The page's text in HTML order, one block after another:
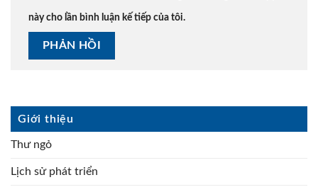
này cho lần bình luận kế tiếp của tôi.
Giới thiệu
Thư ngỏ
Lịch sử phát triển